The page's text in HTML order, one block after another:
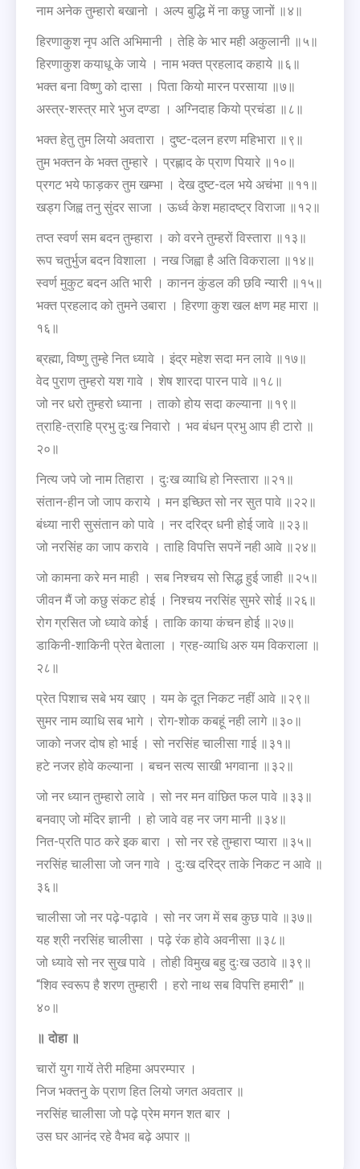
नाम अनेक तुम्हारो बखानो । अल्प बुद्धि में ना कछु जानों ॥४॥
हिरणाकुश नृप अति अभिमानी । तेहि के भार मही अकुलानी ॥५॥
हिरणाकुश कयाधू के जाये । नाम भक्त प्रहलाद कहाये ॥६॥
भक्त बना विष्णु को दासा । पिता कियो मारन परसाया ॥७॥
अस्त्र-शस्त्र मारे भुज दण्डा । अग्निदाह कियो प्रचंडा ॥८॥
भक्त हेतु तुम लियो अवतारा । दुष्ट-दलन हरण महिभारा ॥९॥
तुम भक्तन के भक्त तुम्हारे । प्रह्लाद के प्राण पियारे ॥१०॥
प्रगट भये फाड़कर तुम खम्भा । देख दुष्ट-दल भये अचंभा ॥११॥
खड्ग जिह्व तनु सुंदर साजा । ऊर्ध्व केश महादष्ट्र विराजा ॥१२॥
तप्त स्वर्ण सम बदन तुम्हारा । को वरने तुम्हरों विस्तारा ॥१३॥
रूप चतुर्भुज बदन विशाला । नख जिह्वा है अति विकराला ॥१४॥
स्वर्ण मुकुट बदन अति भारी । कानन कुंडल की छवि न्यारी ॥१५॥
भक्त प्रहलाद को तुमने उबारा । हिरणा कुश खल क्षण मह मारा ॥
१६॥
ब्रह्मा, विष्णु तुम्हे नित ध्यावे । इंद्र महेश सदा मन लावे ॥१७॥
वेद पुराण तुम्हरो यश गावे । शेष शारदा पारन पावे ॥१८॥
जो नर धरो तुम्हरो ध्याना । ताको होय सदा कल्याना ॥१९॥
त्राहि-त्राहि प्रभु दुःख निवारो । भव बंधन प्रभु आप ही टारो ॥
२०॥
नित्य जपे जो नाम तिहारा । दुःख व्याधि हो निस्तारा ॥२१॥
संतान-हीन जो जाप कराये । मन इच्छित सो नर सुत पावे ॥२२॥
बंध्या नारी सुसंतान को पावे । नर दरिद्र धनी होई जावे ॥२३॥
जो नरसिंह का जाप करावे । ताहि विपत्ति सपनें नही आवे ॥२४॥
जो कामना करे मन माही । सब निश्चय सो सिद्ध हुई जाही ॥२५॥
जीवन मैं जो कछु संकट होई । निश्चय नरसिंह सुमरे सोई ॥२६॥
रोग ग्रसित जो ध्यावे कोई । ताकि काया कंचन होई ॥२७॥
डाकिनी-शाकिनी प्रेत बेताला । ग्रह-व्याधि अरु यम विकराला ॥
२८॥
प्रेत पिशाच सबे भय खाए । यम के दूत निकट नहीं आवे ॥२९॥
सुमर नाम व्याधि सब भागे । रोग-शोक कबहूं नही लागे ॥३०॥
जाको नजर दोष हो भाई । सो नरसिंह चालीसा गाई ॥३१॥
हटे नजर होवे कल्याना । बचन सत्य साखी भगवाना ॥३२॥
जो नर ध्यान तुम्हारो लावे । सो नर मन वांछित फल पावे ॥३३॥
बनवाए जो मंदिर ज्ञानी । हो जावे वह नर जग मानी ॥३४॥
नित-प्रति पाठ करे इक बारा । सो नर रहे तुम्हारा प्यारा ॥३५॥
नरसिंह चालीसा जो जन गावे । दुःख दरिद्र ताके निकट न आवे ॥
३६॥
चालीसा जो नर पढ़े-पढ़ावे । सो नर जग में सब कुछ पावे ॥३७॥
यह श्री नरसिंह चालीसा । पढ़े रंक होवे अवनीसा ॥३८॥
जो ध्यावे सो नर सुख पावे । तोही विमुख बहु दुःख उठावे ॥३९॥
“शिव स्वरूप है शरण तुम्हारी । हरो नाथ सब विपत्ति हमारी” ॥
४०॥
॥ दोहा ॥
चारों युग गायें तेरी महिमा अपरम्पार ।
निज भक्तनु के प्राण हित लियो जगत अवतार ॥
नरसिंह चालीसा जो पढ़े प्रेम मगन शत बार ।
उस घर आनंद रहे वैभव बढ़े अपार ॥